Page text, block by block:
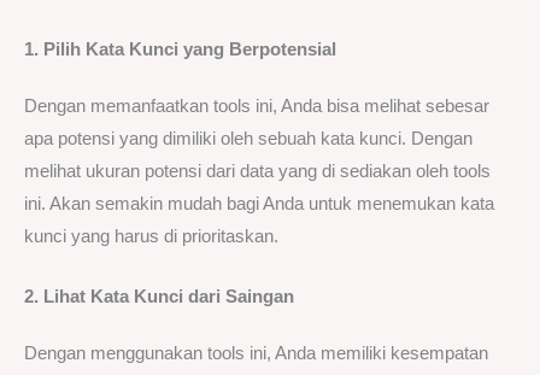
1. Pilih Kata Kunci yang Berpotensial
Dengan memanfaatkan tools ini, Anda bisa melihat sebesar
apa potensi yang dimiliki oleh sebuah kata kunci. Dengan
melihat ukuran potensi dari data yang di sediakan oleh tools
ini. Akan semakin mudah bagi Anda untuk menemukan kata
kunci yang harus di prioritaskan.
2. Lihat Kata Kunci dari Saingan
Dengan menggunakan tools ini, Anda memiliki kesempatan